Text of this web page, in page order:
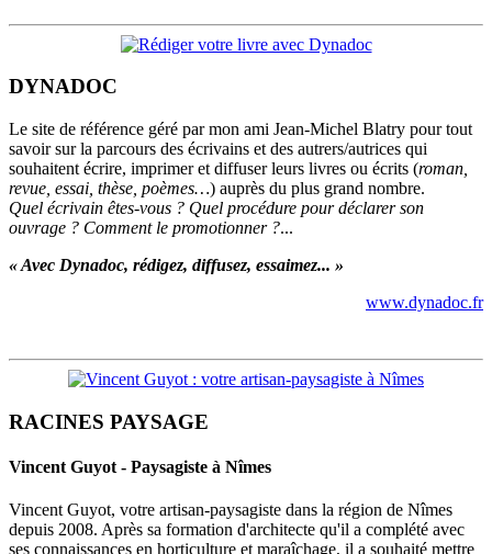
DYNADOC
Le site de référence géré par mon ami Jean-Michel Blatry pour tout
savoir sur la parcours des écrivains et des autrers/autrices qui
souhaitent écrire, imprimer et diffuser leurs livres ou écrits (roman,
revue, essai, thèse, poèmes…) auprès du plus grand nombre.
Quel écrivain êtes-vous ? Quel procédure pour déclarer son
ouvrage ? Comment le promotionner ?...
« Avec Dynadoc, rédigez, diffusez, essaimez... »
www.dynadoc.fr
RACINES PAYSAGE
Vincent Guyot - Paysagiste à Nîmes
Vincent Guyot, votre artisan-paysagiste dans la région de Nîmes
depuis 2008. Après sa formation d'architecte qu'il a complété avec
ses connaissances en horticulture et maraîchage, il a souhaité mettre